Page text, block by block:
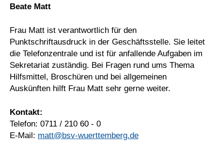
Beate Matt
Frau Matt ist verantwortlich für den
Punktschriftausdruck in der Geschäftsstelle. Sie leitet
die Telefonzentrale und ist für anfallende Aufgaben im
Sekretariat zuständig. Bei Fragen rund ums Thema
Hilfsmittel, Broschüren und bei allgemeinen
Auskünften hilft Frau Matt sehr gerne weiter.
Kontakt:
Telefon: 0711 / 210 60 - 0
E-Mail: matt@bsv-wuerttemberg.de